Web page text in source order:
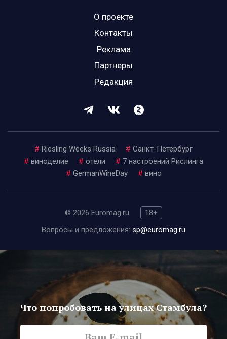
О проекте
Контакты
Реклама
Партнеры
Редакция
# Riesling Weeks Russia # Санкт-Петербург
# виноделие # отели # 7 настроений Рислинга
# GermanWineDay # вино
© 2026 Euromag.ru
18+
Вопросы и предложения: sp@euromag.ru
Что попробовать на улицах Стамбула?